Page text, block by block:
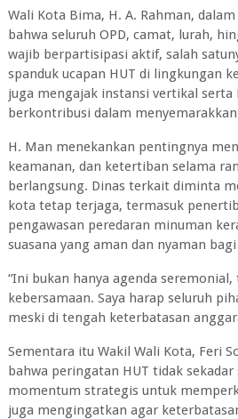
Wali Kota Bima, H. A. Rahman,
bahwa seluruh OPD, camat, lurah,
wajib berpartisipasi aktif, salah
spanduk ucapan HUT di lingkungan
juga mengajak instansi vertikal
berkontribusi dalam
H. Man menekankan pentingnya
keamanan, dan ketertiban selama
berlangsung. Dinas terkait diminta
kota tetap terjaga, termasuk
pengawasan peredaran minuman
suasana yang aman dan nyaman
“Ini bukan hanya agenda
kebersamaan. Saya harap seluruh
meski di tengah keterbatasan
Sementara itu Wakil Wali Kota, Feri
bahwa peringatan HUT tidak
momentum strategis untuk
juga mengingatkan agar